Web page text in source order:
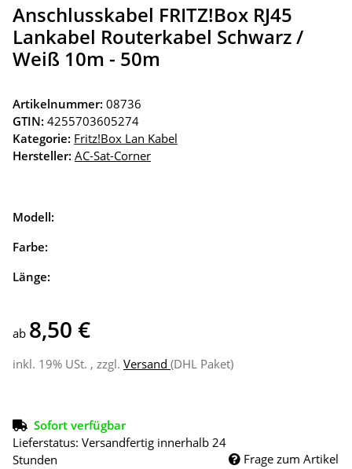
Anschlusskabel FRITZ!Box RJ45
Lankabel Routerkabel Schwarz /
Weiß 10m - 50m
Artikelnummer: 08736
GTIN: 4255703605274
Kategorie: Fritz!Box Lan Kabel
Hersteller: AC-Sat-Corner
Modell:
Farbe:
Länge:
ab 8,50 €
inkl. 19% USt. , zzgl. Versand (DHL Paket)
Sofort verfügbar
Lieferstatus: Versandfertig innerhalb 24
Stunden
Frage zum Artikel